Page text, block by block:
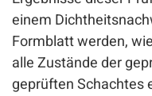
einem
Formblatt werden,
alle Zustände der
geprüften Schachtes